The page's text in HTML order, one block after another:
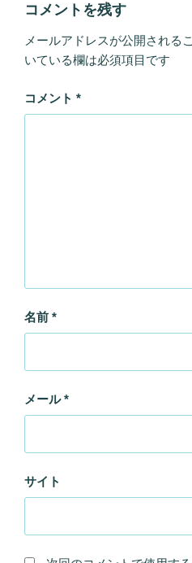
コメントを残す
メールアドレスが公開される
いている欄は必須項目です
コメント *
名前 *
メール*
サイト